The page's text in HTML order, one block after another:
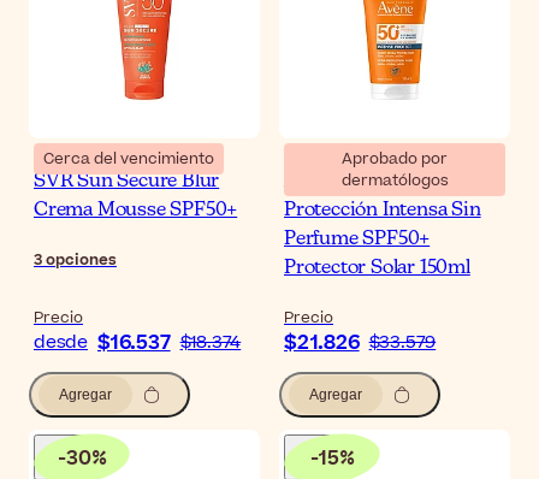
Cerca del vencimiento
SVR Sun Secure Blur
Crema Mousse SPF50+
3opciones
Precio
desde $16.537 $18.374
Agregar
Aprobado por
dermatólogos
Avène Sun Fluido
Protección Intensa Sin
Perfume SPF50+
Protector Solar 150ml
Precio
$21.826 $33.579
Agregar
-30% -15%